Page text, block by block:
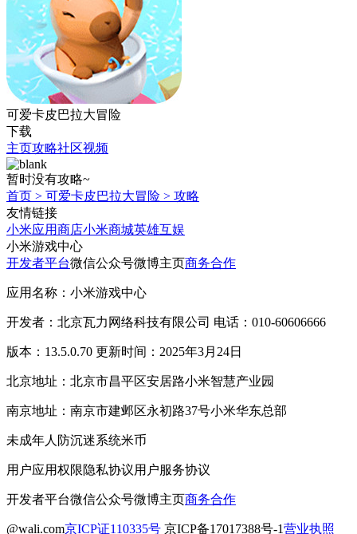
可爱卡皮巴拉大冒险
下载
主页攻略社区视频
暂时没有攻略~
首页 > 可爱卡皮巴拉大冒险 > 攻略
友情链接
小米应用商店小米商城英雄互娱
小米游戏中心
开发者平台微信公众号微博主页商务合作
应用名称：小米游戏中心
开发者：北京瓦力网络科技有限公司 电话：010-60606666
版本：13.5.0.70 更新时间：2025年3月24日
北京地址：北京市昌平区安居路小米智慧产业园
南京地址：南京市建邺区永初路37号小米华东总部
未成年人防沉迷系统米币
用户应用权限隐私协议用户服务协议
开发者平台微信公众号微博主页商务合作
@wali.com京ICP证110335号 京ICP备17017388号-1营业执照